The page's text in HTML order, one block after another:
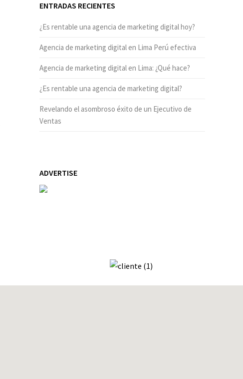
ENTRADAS RECIENTES
¿Es rentable una agencia de marketing digital hoy?
Agencia de marketing digital en Lima Perú efectiva
Agencia de marketing digital en Lima: ¿Qué hace?
¿Es rentable una agencia de marketing digital?
Revelando el asombroso éxito de un Ejecutivo de
Ventas
ADVERTISE